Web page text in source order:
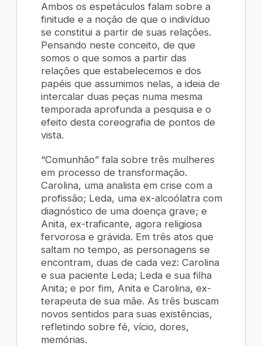
Ambos os espetáculos falam sobre a
finitude e a noção de que o indivíduo
se constitui a partir de suas relações.
Pensando neste conceito, de que
somos o que somos a partir das
relações que estabelecemos e dos
papéis que assumimos nelas, a ideia de
intercalar duas peças numa mesma
temporada aprofunda a pesquisa e o
efeito desta coreografia de pontos de
vista.
“Comunhão” fala sobre três mulheres
em processo de transformação.
Carolina, uma analista em crise com a
profissão; Leda, uma ex-alcoólatra com
diagnóstico de uma doença grave; e
Anita, ex-traficante, agora religiosa
fervorosa e grávida. Em três atos que
saltam no tempo, as personagens se
encontram, duas de cada vez: Carolina
e sua paciente Leda; Leda e sua filha
Anita; e por fim, Anita e Carolina, ex-
terapeuta de sua mãe. As três buscam
novos sentidos para suas existências,
refletindo sobre fé, vício, dores,
memórias.